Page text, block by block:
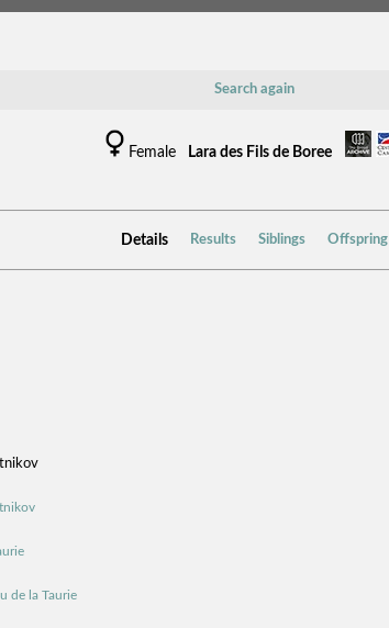
Search again
Female Lara des Fils de Boree
Details Results Siblings Offspring
de la Taurie